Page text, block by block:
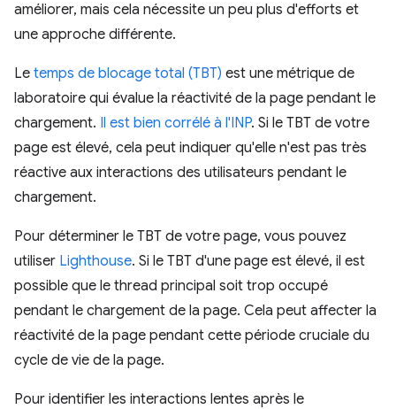
améliorer, mais cela nécessite un peu plus d'efforts et
une approche différente.
Le temps de blocage total (TBT) est une métrique de
laboratoire qui évalue la réactivité de la page pendant le
chargement. Il est bien corrélé à l'INP. Si le TBT de votre
page est élevé, cela peut indiquer qu'elle n'est pas très
réactive aux interactions des utilisateurs pendant le
chargement.
Pour déterminer le TBT de votre page, vous pouvez
utiliser Lighthouse. Si le TBT d'une page est élevé, il est
possible que le thread principal soit trop occupé
pendant le chargement de la page. Cela peut affecter la
réactivité de la page pendant cette période cruciale du
cycle de vie de la page.
Pour identifier les interactions lentes après le